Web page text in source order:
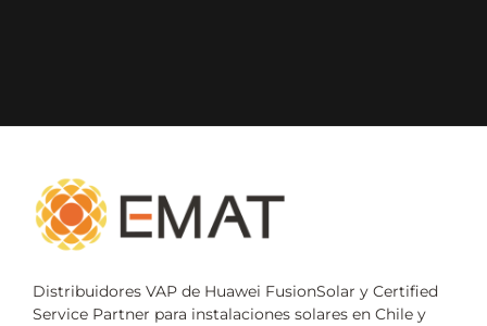
Distribuidores VAP de Huawei FusionSolar y Certified
Service Partner para instalaciones solares en Chile y